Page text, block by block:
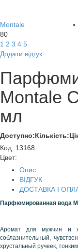
Montale
80
1 2 3 4 5
Додати відгук
Montale
мл
Доступно:Кількість:
Код: 13168
Цвет:
Опис
ВІДГУК
ДОСТАВКА І
Парфюмированная вода
Аромат для мужчин и
соблазнительный,
хрустальный ручеек,